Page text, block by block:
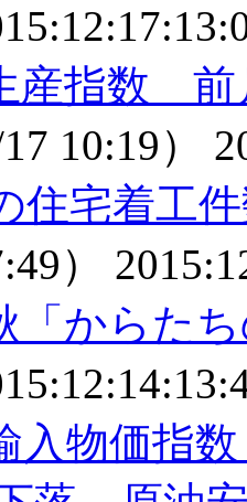
産指数 前
17 10:19）
住宅着工
）
からたち
入物価指